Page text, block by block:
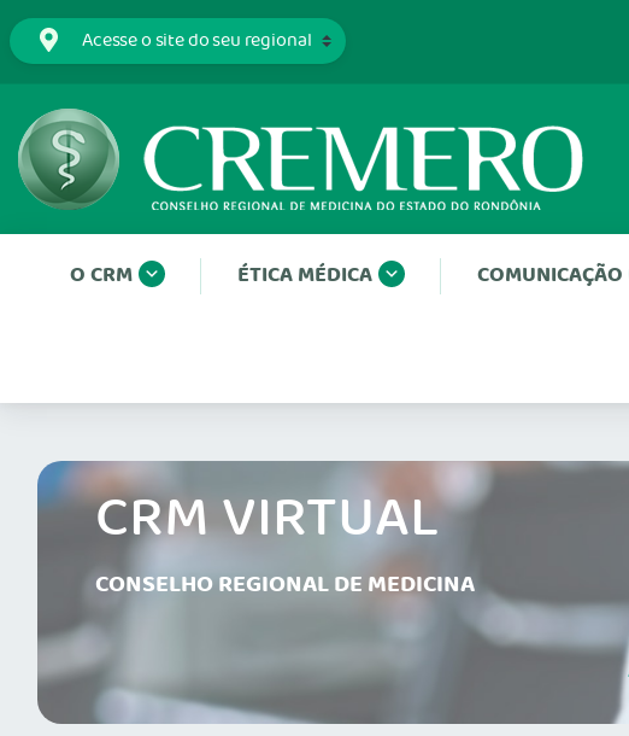
O CRM ÉTICA MÉDICA COMUNICAÇÃO
CRM VIRTUAL
CONSELHO REGIONAL DE MEDICINA